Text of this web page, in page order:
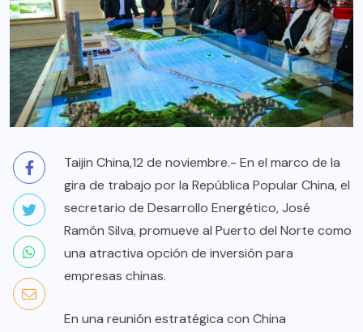
Taijin China,12 de noviembre.- En el marco de la
gira de trabajo por la República Popular China, el
secretario de Desarrollo Energético, José
Ramón Silva, promueve al Puerto del Norte como
una atractiva opción de inversión para
empresas chinas.
En una reunión estratégica con China